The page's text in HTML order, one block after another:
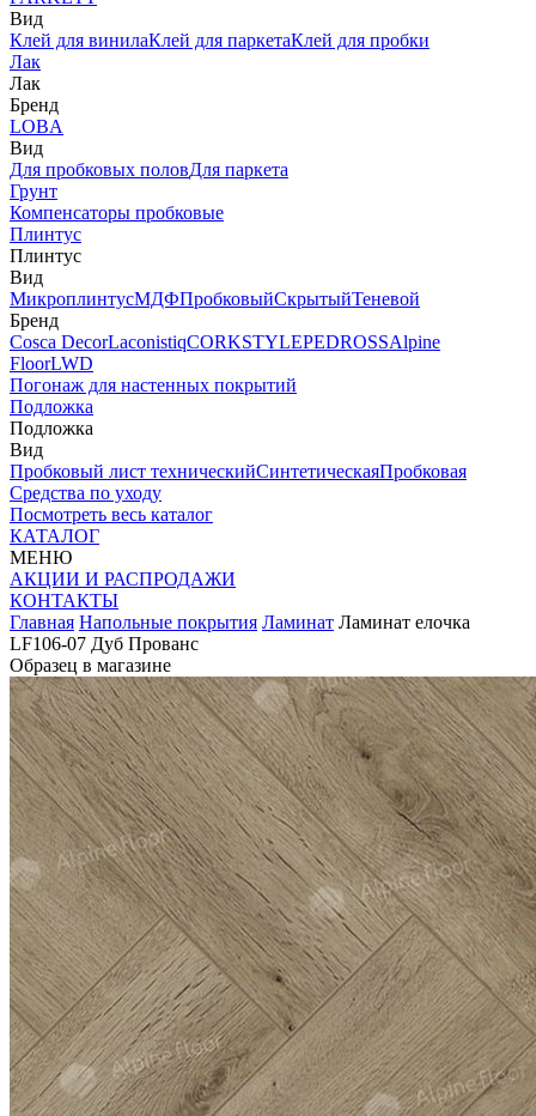
Вид
Клей для винилаКлей для паркетаКлей для пробки
Лак
Лак
Бренд
LOBA
Вид
Для пробковых половДля паркета
Грунт
Компенсаторы пробковые
Плинтус
Плинтус
Вид
МикроплинтусМДФПробковыйСкрытыйТеневой
Бренд
Cosca DecorLaconistiqCORKSTYLEPEDROSSAlpine
FloorLWD
Погонаж для настенных покрытий
Подложка
Подложка
Вид
Пробковый лист техническийСинтетическаяПробковая
Средства по уходу
Посмотреть весь каталог
КАТАЛОГ
МЕНЮ
АКЦИИ И РАСПРОДАЖИ
КОНТАКТЫ
Главная Напольные покрытия Ламинат Ламинат елочка
LF106-07 Дуб Прованс
Образец в магазине